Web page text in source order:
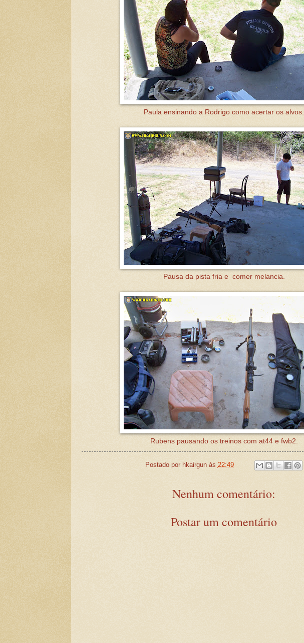
Paula ensinando a Rodrigo como acertar os alvos.
Pausa da pista fria e comer melancia.
Rubens pausando os treinos com at44 e fwb2.
Postado por hkairgun às 22:49
Nenhum comentário:
Postar um comentário